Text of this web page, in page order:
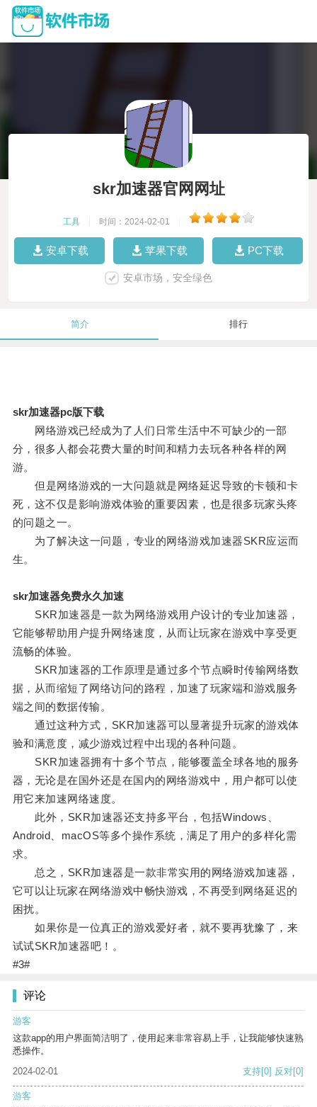
skr加速器官网网址
工具 时间：2024-02-01
安卓下载 苹果下载 PC下载
安卓市场，安全绿色
简介 排行
skr加速器pc版下载
网络游戏已经成为了人们日常生活中不可缺少的一部
分，很多人都会花费大量的时间和精力去玩各种各样的网
游。
但是网络游戏的一大问题就是网络延迟导致的卡顿和卡
死，这不仅是影响游戏体验的重要因素，也是很多玩家头疼
的问题之一。
为了解决这一问题，专业的网络游戏加速器SKR应运而
生。
skr加速器免费永久加速
SKR加速器是一款为网络游戏用户设计的专业加速器，
它能够帮助用户提升网络速度，从而让玩家在游戏中享受更
流畅的体验。
SKR加速器的工作原理是通过多个节点瞬时传输网络数
据，从而缩短了网络访问的路程，加速了玩家端和游戏服务
端之间的数据传输。
通过这种方式，SKR加速器可以显著提升玩家的游戏体
验和满意度，减少游戏过程中出现的各种问题。
SKR加速器拥有十多个节点，能够覆盖全球各地的服务
器，无论是在国外还是在国内的网络游戏中，用户都可以使
用它来加速网络速度。
此外，SKR加速器还支持多平台，包括Windows、
Android、macOS等多个操作系统，满足了用户的多样化需
求。
总之，SKR加速器是一款非常实用的网络游戏加速器，
它可以让玩家在网络游戏中畅快游戏，不再受到网络延迟的
困扰。
如果你是一位真正的游戏爱好者，就不要再犹豫了，来
试试SKR加速器吧！。
#3#
评论
游客
这款app的用户界面简洁明了，使用起来非常容易上手，让我能够快速熟
悉操作。
2024-02-01
支持[0] 反对[0]
游客